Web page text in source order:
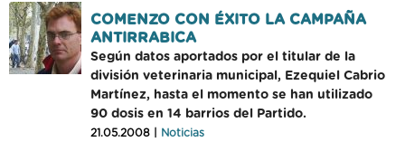
COMENZO CON ÉXITO LA CAMPAÑA
ANTIRRABICA
Según datos aportados por el titular de la
división veterinaria municipal, Ezequiel Cabrio
Martínez, hasta el momento se han utilizado
90 dosis en 14 barrios del Partido.
21.05.2008 | Noticias